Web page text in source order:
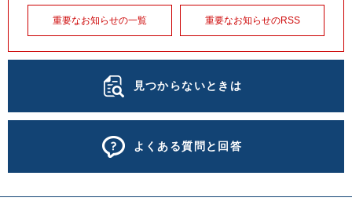
重要なお知らせの一覧 重要なお知らせのRSS
見つからないときは
よくある質問と回答